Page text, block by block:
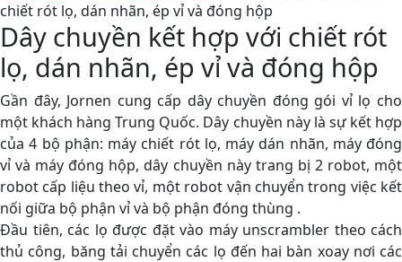
chiết rót lọ, dán nhãn, ép vỉ và đóng hộp
Dây chuyền kết hợp với chiết rót
lọ, dán nhãn, ép vỉ và đóng hộp
Gần đây, Jornen cung cấp dây chuyền đóng gói vỉ lọ cho
một khách hàng Trung Quốc. Dây chuyền này là sự kết hợp
của 4 bộ phận: máy chiết rót lọ, máy dán nhãn, máy đóng
vỉ và máy đóng hộp, dây chuyền này trang bị 2 robot, một
robot cấp liệu theo vỉ, một robot vận chuyển trong việc kết
nối giữa bộ phận vỉ và bộ phận đóng thùng .
Đầu tiên, các lọ được đặt vào máy unscrambler theo cách
thủ công, băng tải chuyển các lọ đến hai bàn xoay nơi các